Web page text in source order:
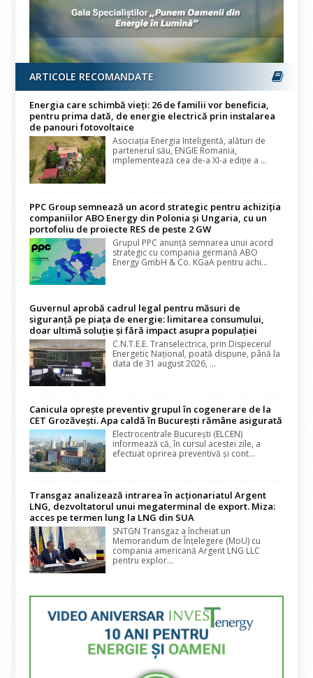
ARTICOLE RECOMANDATE
Energia care schimbă vieți: 26 de familii vor beneficia,
pentru prima dată, de energie electrică prin instalarea
de panouri fotovoltaice
Asociația Energia Inteligentă, alături de
partenerul său, ENGIE Romania,
implementează cea de-a XI-a ediție a ...
PPC Group semnează un acord strategic pentru achiziția
companiilor ABO Energy din Polonia și Ungaria, cu un
portofoliu de proiecte RES de peste 2 GW
Grupul PPC anunță semnarea unui acord
strategic cu compania germană ABO
Energy GmbH & Co. KGaA pentru achi...
Guvernul aprobă cadrul legal pentru măsuri de
siguranță pe piața de energie: limitarea consumului,
doar ultimă soluție și fără impact asupra populației
C.N.T.E.E. Transelectrica, prin Dispecerul
Energetic Național, poată dispune, până la
data de 31 august 2026, ...
Canicula oprește preventiv grupul în cogenerare de la
CET Grozăvești. Apa caldă în București rămâne asigurată
Electrocentrale București (ELCEN)
informează că, în cursul acestei zile, a
efectuat oprirea preventivă și cont...
Transgaz analizează intrarea în acționariatul Argent
LNG, dezvoltatorul unui megaterminal de export. Miza:
acces pe termen lung la LNG din SUA
SNTGN Transgaz a încheiat un
Memorandum de Înțelegere (MoU) cu
compania americană Argent LNG LLC
pentru explor...